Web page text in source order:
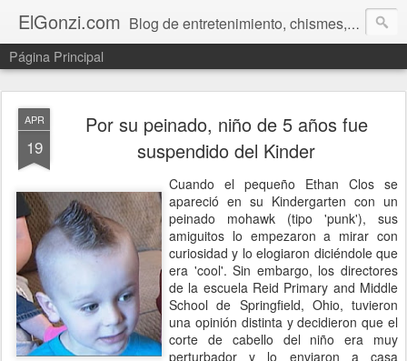
ElGonzi.com Blog de entretenimiento, chismes, humor, farándula, curiosidades, ovnis, noticias calientes, fotos, videos, paranormal y ¡más!
Página Principal
APR
19
Por su peinado, niño de 5 años fue
suspendido del Kinder
Cuando el pequeño Ethan Clos se
apareció en su Kindergarten con un
peinado mohawk (tipo 'punk'), sus
amiguitos lo empezaron a mirar con
curiosidad y lo elogiaron diciéndole que
era 'cool'. Sin embargo, los directores
de la escuela Reid Primary and Middle
School de Springfield, Ohio, tuvieron
una opinión distinta y decidieron que el
corte de cabello del niño era muy
perturbador y lo enviaron a casa